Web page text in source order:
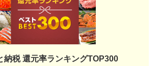
納税 還元率ランキングTOP300